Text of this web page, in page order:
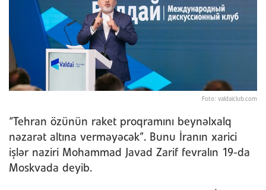
Foto: valdaiclub.com
“Tehran özünün raket proqramını beynəlxalq
nəzarət altına verməyəcək”. Bunu İranın xarici
işlər naziri Mohammad Javad Zarif fevralın 19-da
Moskvada deyib.